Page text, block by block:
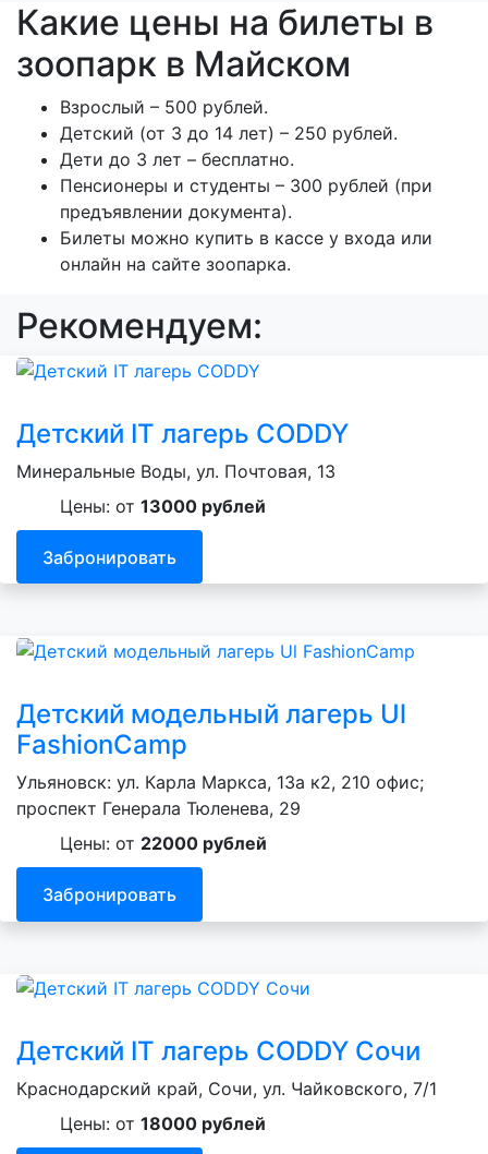
Какие цены на билеты в
зоопарк в Майском
Взрослый – 500 рублей.
Детский (от 3 до 14 лет) – 250 рублей.
Дети до 3 лет – бесплатно.
Пенсионеры и студенты – 300 рублей (при
предъявлении документа).
Билеты можно купить в кассе у входа или
онлайн на сайте зоопарка.
Рекомендуем:
Детский IT лагерь CODDY
Минеральные Воды, ул. Почтовая, 13
Цены: от 13000 рублей
Забронировать
Детский модельный лагерь Ul
FashionCamp
Ульяновск: ул. Карла Маркса, 13а к2, 210 офис;
проспект Генерала Тюленева, 29
Цены: от 22000 рублей
Забронировать
Детский IT лагерь CODDY Сочи
Краснодарский край, Сочи, ул. Чайковского, 7/1
Цены: от 18000 рублей